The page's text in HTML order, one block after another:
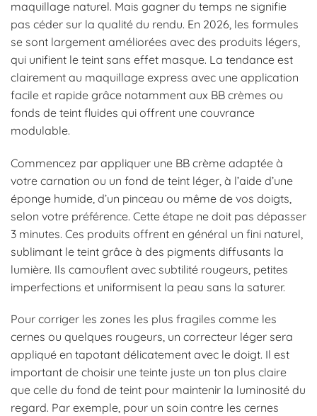
maquillage naturel. Mais gagner du temps ne signifie
pas céder sur la qualité du rendu. En 2026, les formules
se sont largement améliorées avec des produits légers,
qui unifient le teint sans effet masque. La tendance est
clairement au maquillage express avec une application
facile et rapide grâce notamment aux BB crèmes ou
fonds de teint fluides qui offrent une couvrance
modulable.
Commencez par appliquer une BB crème adaptée à
votre carnation ou un fond de teint léger, à l’aide d’une
éponge humide, d’un pinceau ou même de vos doigts,
selon votre préférence. Cette étape ne doit pas dépasser
3 minutes. Ces produits offrent en général un fini naturel,
sublimant le teint grâce à des pigments diffusants la
lumière. Ils camouflent avec subtilité rougeurs, petites
imperfections et uniformisent la peau sans la saturer.
Pour corriger les zones les plus fragiles comme les
cernes ou quelques rougeurs, un correcteur léger sera
appliqué en tapotant délicatement avec le doigt. Il est
important de choisir une teinte juste un ton plus claire
que celle du fond de teint pour maintenir la luminosité du
regard. Par exemple, pour un soin contre les cernes